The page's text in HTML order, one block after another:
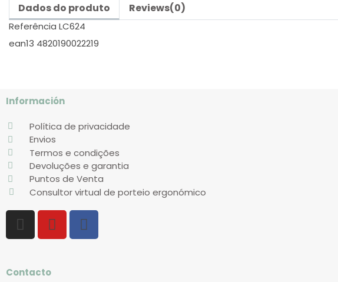
Dados do produto Reviews(0)
Referência LC624
ean13 4820190022219
Información
Política de privacidade
Envios
Termos e condições
Devoluções e garantia
Puntos de Venta
Consultor virtual de porteio ergonómico
Contacto